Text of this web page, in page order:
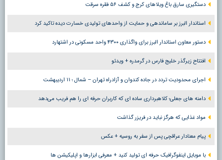
دستگیری سارق باغ ویلاهای کرج و کشف ۵۶ فقره سرقت
استاندار البرز بر ساماندهی و حمایت از واحدهای تولیدی خسارت دیده تاکید کرد
دستور معاون استاندار البرز برای واگذاری ۴۳۰۰ واحد مسکونی در اشتهارد
افتتاح زیرگذر خلیج فارس در گرمدره + ویدئو
اجرای محدودیت تردد در جاده کندوان و آزادراه تهران – شمال ؛ ١١ اردیبهشت
دامنه های جعلی؛ کلاهبرداری ساده ای که کاربران حرفه ای را هم فریب می‌دهد
مواد غذایی که هرگز نباید در فریزر گذاشت
پیام معنادار عراقچی پس از سفر به روسیه + عکس
با موبایل اینفوگرافیک حرفه ای تولید کنید + معرفی ابزارها و اپلیکیشن ها